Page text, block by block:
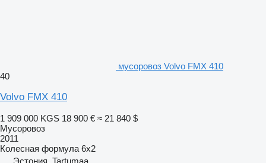
мусоровоз Volvo FMX 410
40
Volvo FMX 410
1 909 000 KGS 18 900 € ≈ 21 840 $
Мусоровоз
2011
Колесная формула 6x2
Эстония, Tartumaa